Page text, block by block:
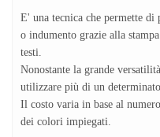
E' una tecnica che permette di
o indumento grazie alla
testi.
Nonostante la grande
utilizzare più di un
Il costo varia in base al
dei colori impiegati.